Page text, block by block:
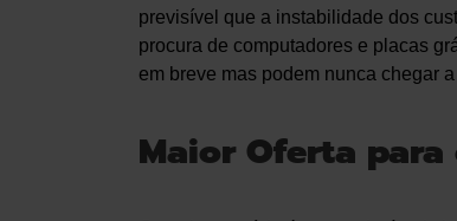
previsível que a instabilidade dos
procura de computadores e placas
em breve mas podem nunca chegar
Maior Oferta